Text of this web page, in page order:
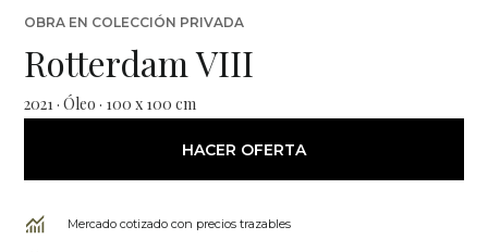
OBRA EN COLECCIÓN PRIVADA
Rotterdam VIII
2021 · Óleo · 100 x 100 cm
HACER OFERTA
Mercado cotizado con precios trazables